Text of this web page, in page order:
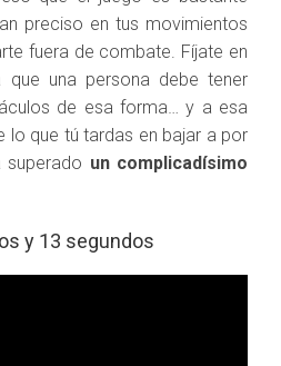
preciso en tus movimientos
fuera de combate. Fíjate en
que una persona debe tener
de esa forma… y a esa
lo que tú tardas en bajar a por
superado un complicadísimo
y 13 segundos